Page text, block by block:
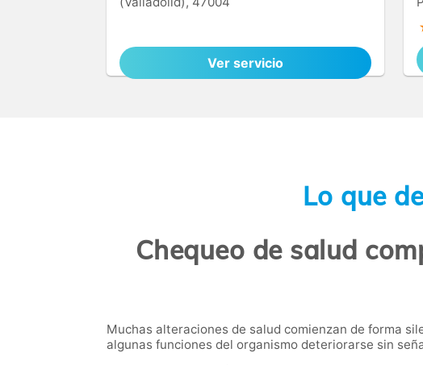
Ver servicio
Lo que
Chequeo de salud
Muchas alteraciones de salud comienzan de forma
algunas funciones del organismo deteriorarse sin